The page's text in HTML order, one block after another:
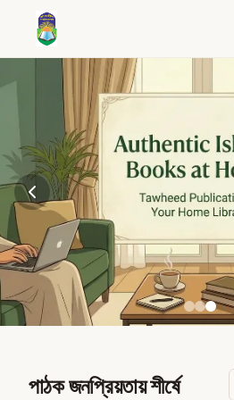
পাঠক জনপ্রিয়তায় শীর্ষে